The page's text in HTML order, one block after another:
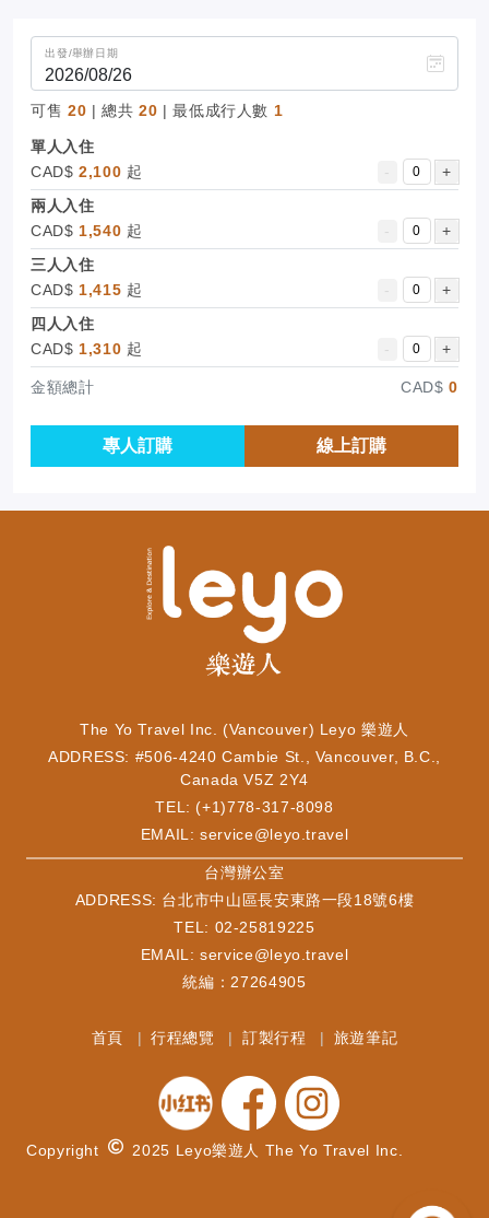
出發/舉辦日期
可售 20 | 總共20 | 最低成行人數 1
單人入住
CAD$ 2,100 起 -
+
兩人入住
CAD$ 1,540 起 -
+
三人入住
CAD$ 1,415 起 -
+
四人入住
CAD$ 1,310 起 - +
金額總計 CAD$0
專人訂購 線上訂購
The Yo Travel Inc. (Vancouver) Leyo 樂遊人
ADDRESS: #506-4240 Cambie St., Vancouver, B.C.,
Canada V5Z 2Y4
TEL: (+1)778-317-8098
EMAIL:service@leyo.travel
​台灣辦公室
ADDRESS: 台北市中山區長安東路一段18號6樓
TEL: 02-25819225
EMAIL:service@leyo.travel
統編：27264905
首頁 行程總覽 訂製行程 旅遊筆記
Copyright 2025 Leyo樂遊人 The Yo Travel Inc.